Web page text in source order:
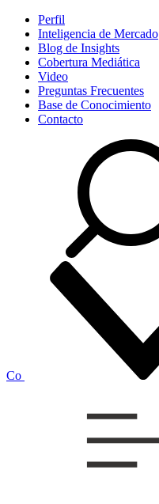
Perfil
Inteligencia de Mercado
Blog de Insights
Cobertura Mediática
Video
Preguntas Frecuentes
Base de Conocimiento
Contacto
Co